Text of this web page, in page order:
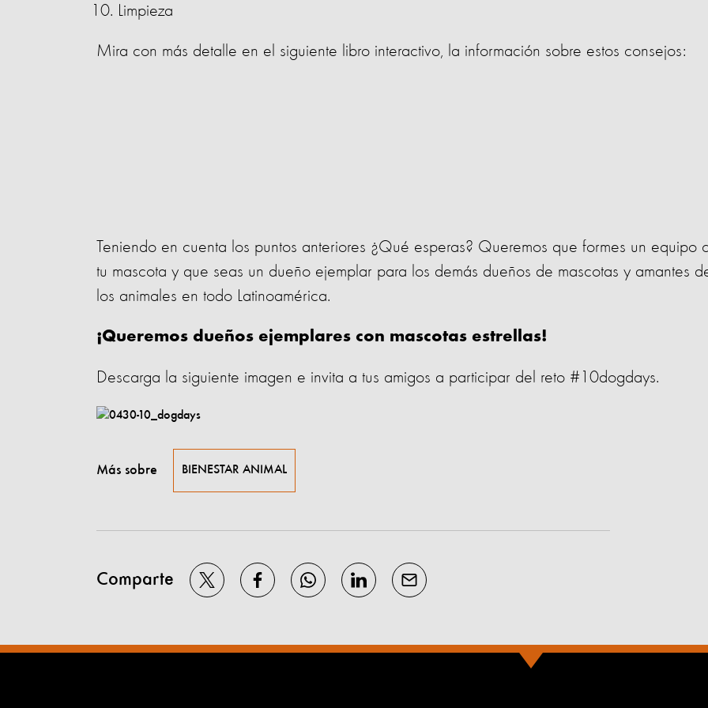
Limpieza
Mira con más detalle en el siguiente libro interactivo, la información sobre estos consejos:
Teniendo en cuenta los puntos anteriores ¿Qué esperas? Queremos que formes un equipo
tu mascota y que seas un dueño ejemplar para los demás dueños de mascotas y amantes
los animales en todo Latinoamérica.
¡Queremos dueños ejemplares con mascotas estrellas!
Descarga la siguiente imagen e invita a tus amigos a participar del reto #10dogdays.
Más sobre BIENESTAR ANIMAL
Comparte